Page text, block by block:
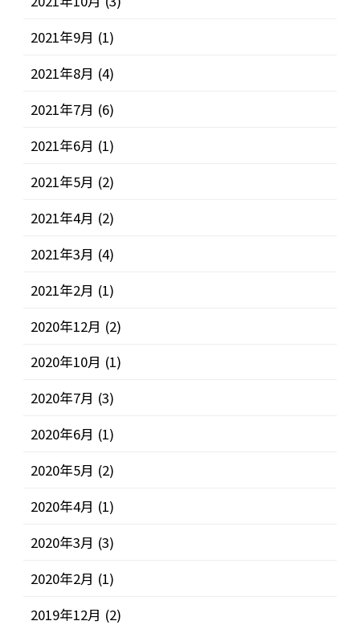
2021年9月 (1)
2021年8月 (4)
2021年7月 (6)
2021年6月 (1)
2021年5月 (2)
2021年4月 (2)
2021年3月 (4)
2021年2月 (1)
2020年12月 (2)
2020年10月 (1)
2020年7月 (3)
2020年6月 (1)
2020年5月 (2)
2020年4月 (1)
2020年3月 (3)
2020年2月 (1)
2019年12月 (2)